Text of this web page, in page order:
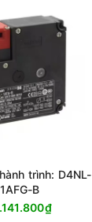
trình: D4NL-
1AFG-B